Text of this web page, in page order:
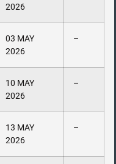
2026
03 MAY
2026
–
10 MAY
2026
–
13 MAY
2026
–